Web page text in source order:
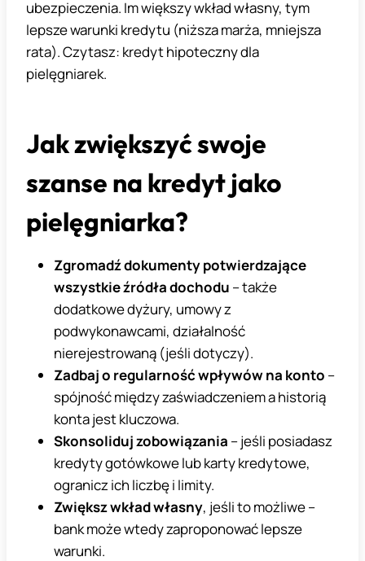
ubezpieczenia. Im większy wkład własny, tym
lepsze warunki kredytu (niższa marża, mniejsza
rata). Czytasz: kredyt hipoteczny dla
pielęgniarek.
Jak zwiększyć swoje
szanse na kredyt jako
pielęgniarka?
Zgromadź dokumenty potwierdzające
wszystkie źródła dochodu – także
dodatkowe dyżury, umowy z
podwykonawcami, działalność
nierejestrowaną (jeśli dotyczy).
Zadbaj o regularność wpływów na konto –
spójność między zaświadczeniem a historią
konta jest kluczowa.
Skonsoliduj zobowiązania – jeśli posiadasz
kredyty gotówkowe lub karty kredytowe,
ogranicz ich liczbę i limity.
Zwiększ wkład własny, jeśli to możliwe –
bank może wtedy zaproponować lepsze
warunki.